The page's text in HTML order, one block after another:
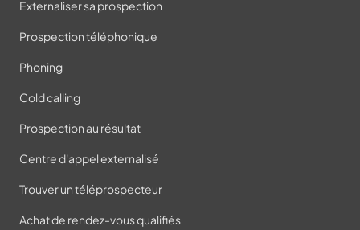
Externaliser sa prospection
Prospection téléphonique
Phoning
Cold calling
Prospection au résultat
Centre d'appel externalisé
Trouver un téléprospecteur
Achat de rendez-vous qualifiés